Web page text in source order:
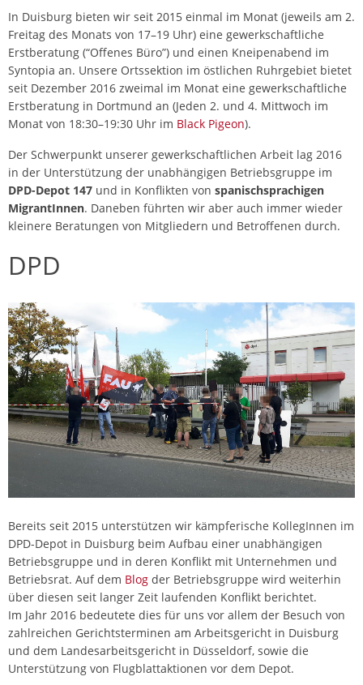
In Duisburg bieten wir seit 2015 einmal im Monat (jeweils am 2.
Freitag des Monats von 17–19 Uhr) eine gewerkschaftliche
Erstberatung (“Offenes Büro”) und einen Kneipenabend im
Syntopia an. Unsere Ortssektion im östlichen Ruhrgebiet bietet
seit Dezember 2016 zweimal im Monat eine gewerkschaftliche
Erstberatung in Dortmund an (Jeden 2. und 4. Mittwoch im
Monat von 18:30–19:30 Uhr im Black Pigeon).
Der Schwerpunkt unserer gewerkschaftlichen Arbeit lag 2016
in der Unterstützung der unabhängigen Betriebsgruppe im
DPD-Depot 147 und in Konflikten von spanischsprachigen
MigrantInnen. Daneben führten wir aber auch immer wieder
kleinere Beratungen von Mitgliedern und Betroffenen durch.
DPD
Bereits seit 2015 unterstützen wir kämpferische KollegInnen im
DPD-Depot in Duisburg beim Aufbau einer unabhängigen
Betriebsgruppe und in deren Konflikt mit Unternehmen und
Betriebsrat. Auf dem Blog der Betriebsgruppe wird weiterhin
über diesen seit langer Zeit laufenden Konflikt berichtet.
Im Jahr 2016 bedeutete dies für uns vor allem der Besuch von
zahlreichen Gerichtsterminen am Arbeitsgericht in Duisburg
und dem Landesarbeitsgericht in Düsseldorf, sowie die
Unterstützung von Flugblattaktionen vor dem Depot.